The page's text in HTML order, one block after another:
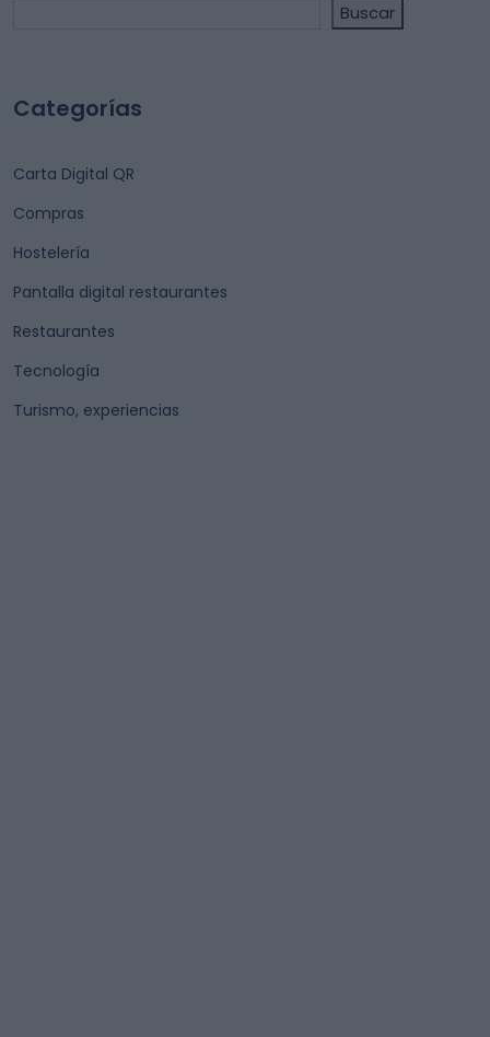
Buscar
Categorías
Carta Digital QR
Compras
Hostelería
Pantalla digital restaurantes
Restaurantes
Tecnología
Turismo, experiencias